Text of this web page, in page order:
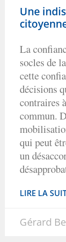
Une
La
socles de
cette
décisions
contraires
commun.
qui peut
un
LIRE LA
Gérard